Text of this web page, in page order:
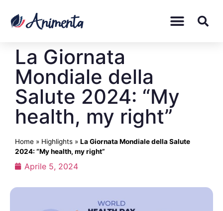
La Giornata
Mondiale della
Salute 2024: “My
health, my right”
Home » Highlights » La Giornata Mondiale della Salute
2024: “My health, my right”
Aprile 5, 2024